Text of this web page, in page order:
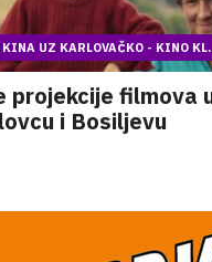
UZ KARLOVAČKO - KINO
projekcije filmova
i Bosiljevu